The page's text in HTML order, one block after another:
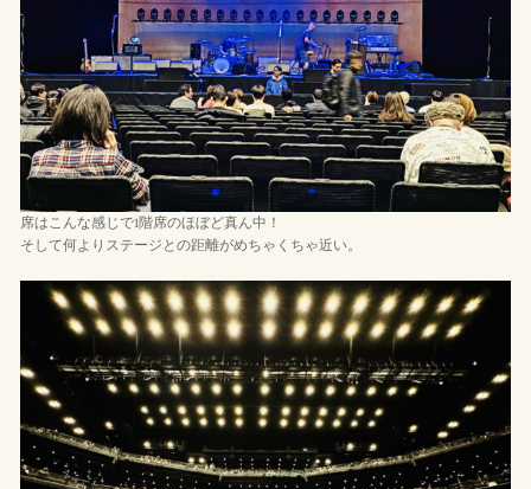
席はこんな感じで1階席のほぼど真ん中！
そして何よりステージとの距離がめちゃくちゃ近い。